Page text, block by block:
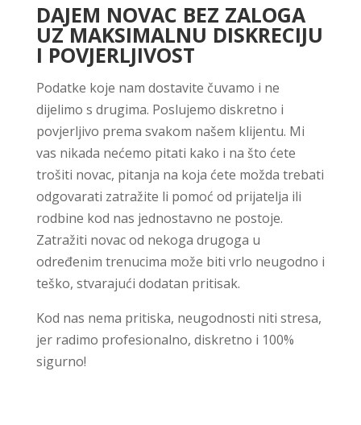
DAJEM NOVAC BEZ ZALOGA
UZ MAKSIMALNU DISKRECIJU
I POVJERLJIVOST
Podatke koje nam dostavite čuvamo i ne
dijelimo s drugima. Poslujemo diskretno i
povjerljivo prema svakom našem klijentu. Mi
vas nikada nećemo pitati kako i na što ćete
trošiti novac, pitanja na koja ćete možda trebati
odgovarati zatražite li pomoć od prijatelja ili
rodbine kod nas jednostavno ne postoje.
Zatražiti novac od nekoga drugoga u
određenim trenucima može biti vrlo neugodno i
teško, stvarajući dodatan pritisak.
Kod nas nema pritiska, neugodnosti niti stresa,
jer radimo profesionalno, diskretno i 100%
sigurno!